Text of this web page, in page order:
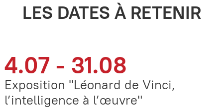
LES DATES À RETENIR
4.07 - 31.08
Exposition "Léonard de Vinci,
l’intelligence à l’œuvre"